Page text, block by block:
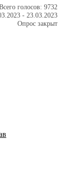
голосов: 9732
- 23.03.2023
Опрос закрыт